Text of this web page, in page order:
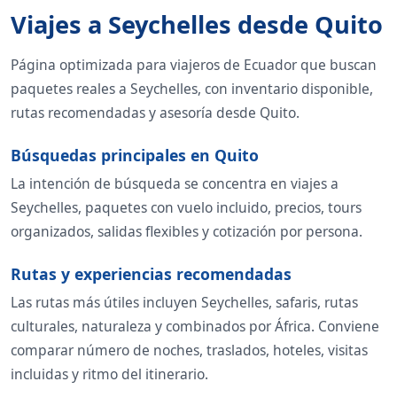
Viajes a Seychelles desde Quito
Página optimizada para viajeros de Ecuador que buscan
paquetes reales a Seychelles, con inventario disponible,
rutas recomendadas y asesoría desde Quito.
Búsquedas principales en Quito
La intención de búsqueda se concentra en viajes a
Seychelles, paquetes con vuelo incluido, precios, tours
organizados, salidas flexibles y cotización por persona.
Rutas y experiencias recomendadas
Las rutas más útiles incluyen Seychelles, safaris, rutas
culturales, naturaleza y combinados por África. Conviene
comparar número de noches, traslados, hoteles, visitas
incluidas y ritmo del itinerario.